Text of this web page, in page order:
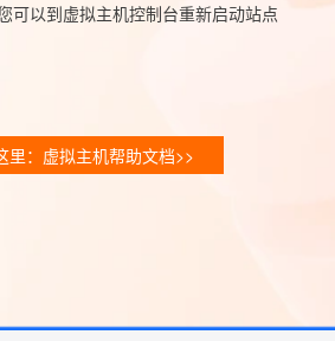
可以到虚拟主机控制台重新启动站点
里：虚拟主机帮助文档>>